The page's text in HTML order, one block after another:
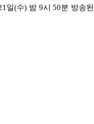
일(수) 밤 9시 50분 방송된